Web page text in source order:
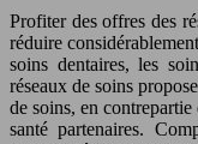
Profiter des offres des
réduire
soins dentaires, les
réseaux de soins
de soins, en
santé partenaires.